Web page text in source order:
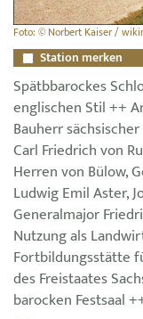
Foto: © Norbert Kaiser /
Station merken
Spätbbarockes
englischen Stil ++
Bauherr
Carl Friedrich von
Herren von Bülow,
Ludwig Emil Aster,
Generalmajor
Nutzung als
Fortbildungsstätte
des Freistaates
barocken Festsaal